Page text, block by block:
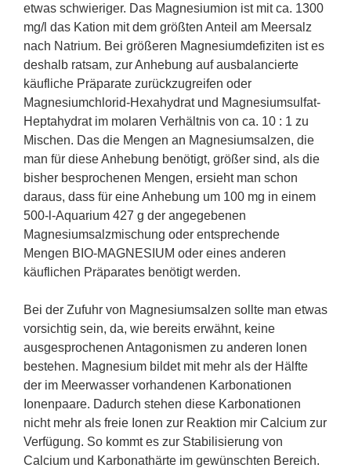
etwas schwieriger. Das Magnesiumion ist mit ca. 1300
mg/l das Kation mit dem größten Anteil am Meersalz
nach Natrium. Bei größeren Magnesiumdefiziten ist es
deshalb ratsam, zur Anhebung auf ausbalancierte
käufliche Präparate zurückzugreifen oder
Magnesiumchlorid-Hexahydrat und Magnesiumsulfat-
Heptahydrat im molaren Verhältnis von ca. 10 : 1 zu
Mischen. Das die Mengen an Magnesiumsalzen, die
man für diese Anhebung benötigt, größer sind, als die
bisher besprochenen Mengen, ersieht man schon
daraus, dass für eine Anhebung um 100 mg in einem
500-l-Aquarium 427 g der angegebenen
Magnesiumsalzmischung oder entsprechende
Mengen BIO-MAGNESIUM oder eines anderen
käuflichen Präparates benötigt werden.
Bei der Zufuhr von Magnesiumsalzen sollte man etwas
vorsichtig sein, da, wie bereits erwähnt, keine
ausgesprochenen Antagonismen zu anderen Ionen
bestehen. Magnesium bildet mit mehr als der Hälfte
der im Meerwasser vorhandenen Karbonationen
Ionenpaare. Dadurch stehen diese Karbonationen
nicht mehr als freie Ionen zur Reaktion mir Calcium zur
Verfügung. So kommt es zur Stabilisierung von
Calcium und Karbonathärte im gewünschten Bereich.